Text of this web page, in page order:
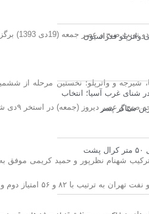
شیرجه و واترپلو؛ نخستین مرحله از
پایان
با ۸۲ و ۵۶ امتیاز دوم و سوم شدند.
فدراسیون
شنای غرب آسیا؛ انتخاب
شناگر پسر
صعود هومر عباسی به فینال ۵۰ متر کرال پشت